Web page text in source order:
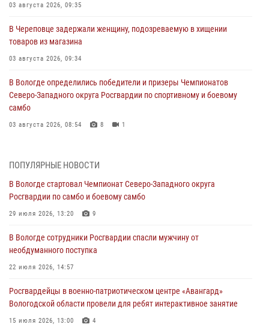
03 августа 2026, 09:35
В Череповце задержали женщину, подозреваемую в хищении
товаров из магазина
03 августа 2026, 09:34
В Вологде определились победители и призеры Чемпионатов
Северо-Западного округа Росгвардии по спортивному и боевому
самбо
03 августа 2026, 08:54 8 1
ОХРАНЫ РОСГВАРДИИ В ВОЛОГОДСКОЙ ОБЛАСТИ ЗАДЕРЖАНО 23
02 августа 2026, 10:37
Росгвардейцы в г. Соколе задержали несовершеннолетнего
31 июля 2026, 06:43
В Вологде стартовал Чемпионат Северо-Западного округа
29 июля 2026, 13:20
В Вологде росгвардейцы задержали мужчину, подозреваемого в
ПОПУЛЯРНЫЕ НОВОСТИ
В Вологде стартовал Чемпионат Северо-Западного округа
Росгвардии по самбо и боевому самбо
29 июля 2026, 13:20 9
В Вологде сотрудники Росгвардии спасли мужчину от
необдуманного поступка
22 июля 2026, 14:57
Росгвардейцы в военно-патриотическом центре «Авангард»
Вологодской области провели для ребят интерактивное занятие
15 июля 2026, 13:00 4